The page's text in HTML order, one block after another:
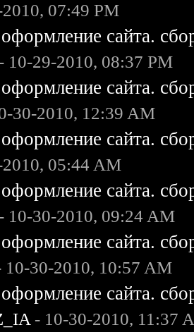
07:49 PM
сайта.
- 10-29-2010, 08:37 PM
сайта.
30-2010, 12:39 AM
сайта.
05:44 AM
сайта.
- 10-30-2010, 09:24 AM
сайта.
10-30-2010, 10:57 AM
сайта.
- 10-30-2010, 11:37